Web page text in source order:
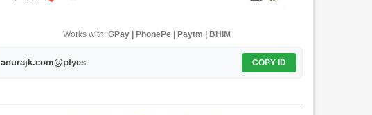
Works with:GPay | PhonePe | Paytm | BHIM
anurajk.com@ptyes COPY ID